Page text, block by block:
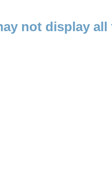
not display